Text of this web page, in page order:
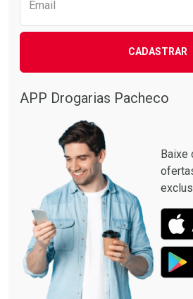
Email
CADASTRAR
APP Drogarias Pacheco
Baixe